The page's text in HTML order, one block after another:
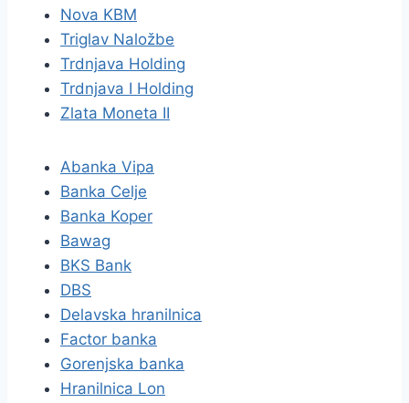
Nova KBM
Triglav Naložbe
Trdnjava Holding
Trdnjava I Holding
Zlata Moneta II
Abanka Vipa
Banka Celje
Banka Koper
Bawag
BKS Bank
DBS
Delavska hranilnica
Factor banka
Gorenjska banka
Hranilnica Lon